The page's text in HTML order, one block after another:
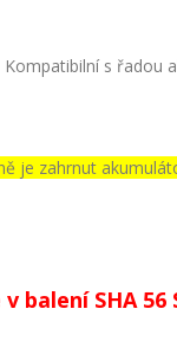
Kompatibilní s řadou
je zahrnut
v balení SHA 56